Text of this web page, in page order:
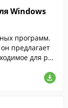
Windows
программ.
предлагает
для раб